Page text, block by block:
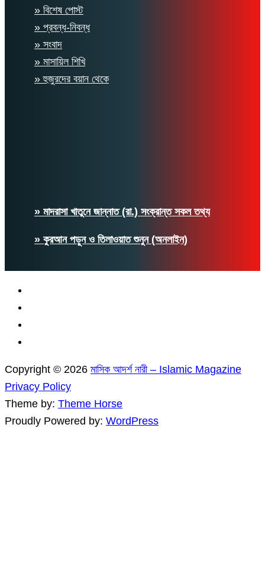
» বিশেষ পোস্ট
» প্রবন্ধ-নিবন্ধ
» সংবাদ
» মাসায়িল শিখি
» হুজুরদের বয়ান থেকে
» মাদরাসা খাতুনে জান্নাত (রা.) সংক্রান্ত সকল তথ্য
» কুরআন পড়ুন ও তিলাওয়াত শুনুন (অনলাইন)
Copyright © 2026 মাসিক আদর্শ নারী – Islamic Magazine
Privacy Policy
Theme by: Theme Horse
Proudly Powered by: WordPress